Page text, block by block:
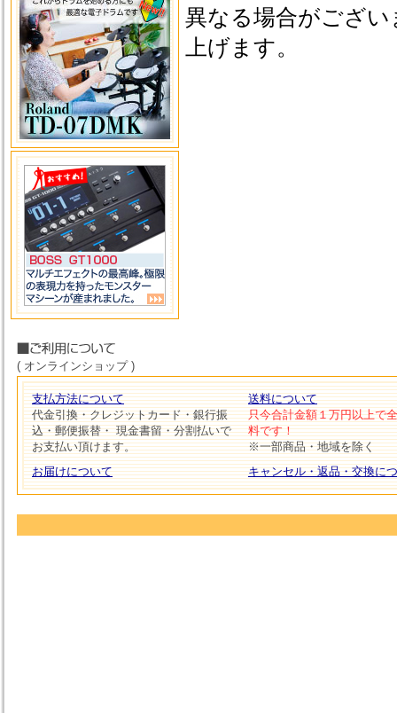
異なる場合がござ
上げます。
( オンラインショップ )
支払方法について
代金引換・クレジットカード・銀行振
込・郵便振替・ 現金書留・分割払いで
お支払い頂けます。
お届けについて
送料について
只今合計金額１万円以上で
料です！
※一部商品・地域を除く
キャンセル・返品・交換に